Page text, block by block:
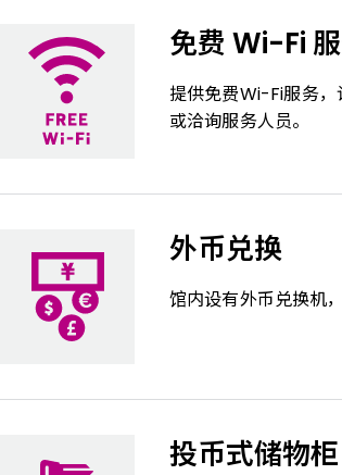
免费 Wi-Fi
提供免费Wi-Fi服务，
或洽询服务人员。
外币兑换
馆内设有外币兑换机
投币式储物柜